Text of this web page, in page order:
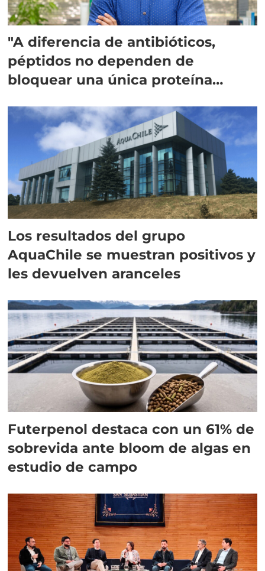
"A diferencia de antibióticos,
péptidos no dependen de
bloquear una única proteína
Los resultados del grupo
AquaChile se muestran positivos y
les devuelven aranceles
Futerpenol destaca con un 61% de
sobrevida ante bloom de algas en
estudio de campo